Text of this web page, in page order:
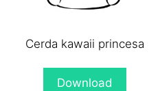
Cerda kawaii princesa
Download